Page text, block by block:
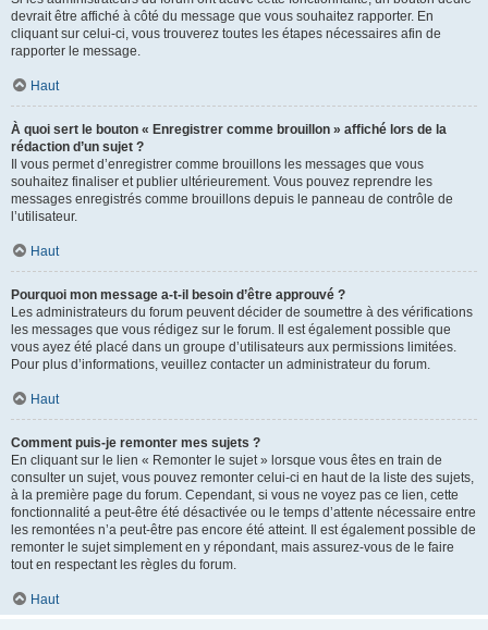
devrait être affiché à côté du message que vous souhaitez rapporter. En
cliquant sur celui-ci, vous trouverez toutes les étapes nécessaires afin de
rapporter le message.
Haut
À quoi sert le bouton « Enregistrer comme brouillon » affiché lors de la
rédaction d’un sujet ?
Il vous permet d’enregistrer comme brouillons les messages que vous
souhaitez finaliser et publier ultérieurement. Vous pouvez reprendre les
messages enregistrés comme brouillons depuis le panneau de contrôle de
l’utilisateur.
Haut
Pourquoi mon message a-t-il besoin d’être approuvé ?
Les administrateurs du forum peuvent décider de soumettre à des vérifications
les messages que vous rédigez sur le forum. Il est également possible que
vous ayez été placé dans un groupe d’utilisateurs aux permissions limitées.
Pour plus d’informations, veuillez contacter un administrateur du forum.
Haut
Comment puis-je remonter mes sujets ?
En cliquant sur le lien « Remonter le sujet » lorsque vous êtes en train de
consulter un sujet, vous pouvez remonter celui-ci en haut de la liste des sujets,
à la première page du forum. Cependant, si vous ne voyez pas ce lien, cette
fonctionnalité a peut-être été désactivée ou le temps d’attente nécessaire entre
les remontées n’a peut-être pas encore été atteint. Il est également possible de
remonter le sujet simplement en y répondant, mais assurez-vous de le faire
tout en respectant les règles du forum.
Haut